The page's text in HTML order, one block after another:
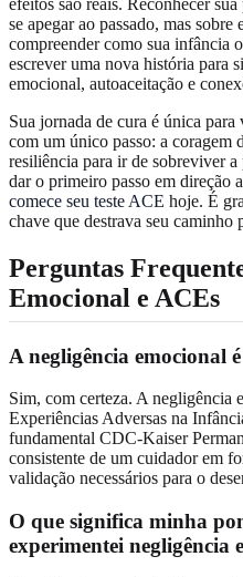
se apegar ao passado, mas
compreender como sua infância
escrever uma nova história para
emocional, autoaceitação e
Sua jornada de cura é única para
com um único passo: a coragem
resiliência para ir de sobreviver a
dar o primeiro passo em direção
comece seu teste ACE hoje. É
chave que destrava seu caminho
Perguntas
Emocional e ACEs
A negligência emocional
Sim, com certeza. A negligência
Experiências Adversas na
fundamental CDC-Kaiser
consistente de um cuidador em
validação necessários para o
O que significa minha
experimentei negligência